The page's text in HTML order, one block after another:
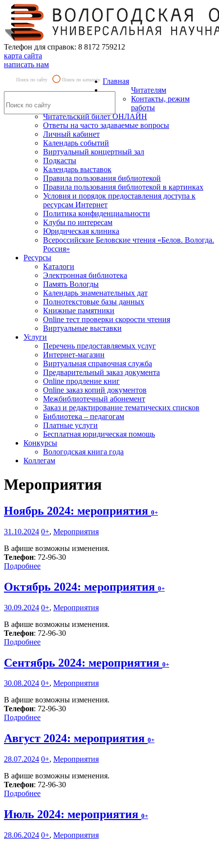
Телефон для справок: 8 8172 759212
карта сайта
написать нам
Поиск по сайту Поиск по каталогу Главная
Читателям
Контакты, режим
работы
Читательский билет ОНЛАЙН
Ответы на часто задаваемые вопросы
Личный кабинет
Календарь событий
Виртуальный концертный зал
Подкасты
Календарь выставок
Правила пользования библиотекой
Правила пользования библиотекой в картинках
Условия и порядок предоставления доступа к
ресурсам Интернет
Политика конфиденциальности
Клубы по интересам
Юридическая клиника
Всероссийские Беловские чтения «Белов. Вологда.
Россия»
Ресурсы
Каталоги
Электронная библиотека
Память Вологды
Календарь знаменательных дат
Полнотекстовые базы данных
Книжные памятники
Online тест проверки скорости чтения
Виртуальные выставки
Услуги
Перечень предоставляемых услуг
Интернет-магазин
Виртуальная справочная служба
Предварительный заказ документа
Online продление книг
Online заказ копий документов
Межбиблиотечный абонемент
Заказ и редактирование тематических списков
Библиотека – педагогам
Платные услуги
Бесплатная юридическая помощь
Конкурсы
Вологодская книга года
Коллегам
Мероприятия
Ноябрь 2024: мероприятия 0+
31.10.2024 0+, Мероприятия
В афише возможны изменения.
Телефон: 72-96-30
Подробнее
Октябрь 2024: мероприятия 0+
30.09.2024 0+, Мероприятия
В афише возможны изменения.
Телефон: 72-96-30
Подробнее
Сентябрь 2024: мероприятия 0+
30.08.2024 0+, Мероприятия
В афише возможны изменения.
Телефон: 72-96-30
Подробнее
Август 2024: мероприятия 0+
28.07.2024 0+, Мероприятия
В афише возможны изменения.
Телефон: 72-96-30
Подробнее
Июль 2024: мероприятия 0+
28.06.2024 0+, Мероприятия